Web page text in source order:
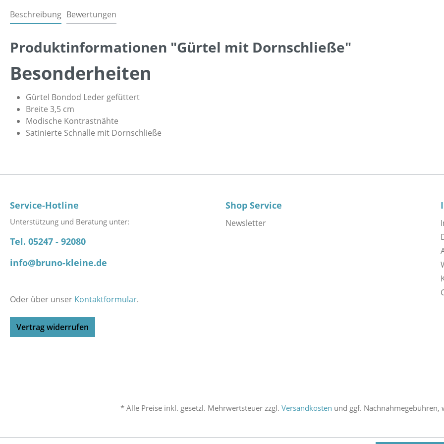
Beschreibung Bewertungen
Produktinformationen "Gürtel mit Dornschließe"
Besonderheiten
Gürtel Bondod Leder gefüttert
Breite 3,5 cm
Modische Kontrastnähte
Satinierte Schnalle mit Dornschließe
Service-Hotline
Unterstützung und Beratung unter:
Tel. 05247 - 92080
info@bruno-kleine.de
Oder über unser Kontaktformular.
Vertrag widerrufen
Shop Service
Newsletter
* Alle Preise inkl. gesetzl. Mehrwertsteuer zzgl. Versandkosten und ggf. Nachnahmegebühren,